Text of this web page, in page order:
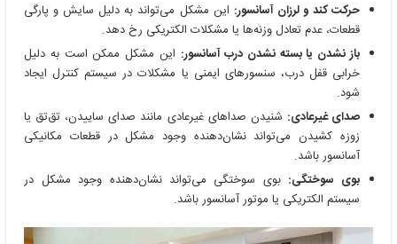
حرکت کند و لرزان آسانسور: این مشکل می‌تواند به دلیل سایش و پارگی
قطعات، عدم تعادل وزنه‌ها یا مشکلات الکتریکی رخ دهد.
باز نشدن یا بسته نشدن درب آسانسور: این مشکل ممکن است به دلیل
خرابی قفل درب، سنسورهای ایمنی یا مشکلات در سیستم کنترل ایجاد
شود.
صدای غیرعادی: شنیدن صداهای غیرعادی مانند صدای ساییدن، تق‌تق یا
زوزه کشیدن می‌تواند نشان‌دهنده وجود مشکل در قطعات مکانیکی
آسانسور باشد.
بوی سوختگی: بوی سوختگی می‌تواند نشان‌دهنده وجود مشکل در
سیستم الکتریکی یا موتور آسانسور باشد.